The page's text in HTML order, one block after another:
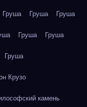
Груша Груша Груша
Груша Груша
Груша
Крузо
камень